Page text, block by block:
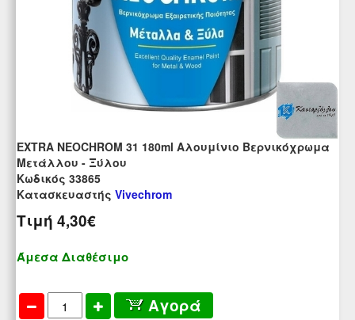
EXTRA NEOCHROM 31 180ml Αλουμίνιο Βερνικόχρωμα
Μετάλλου - Ξύλου
Kωδικός 33865
Κατασκευαστής Vivechrom
Τιμή 4,30€
Άμεσα Διαθέσιμο
Αγορά